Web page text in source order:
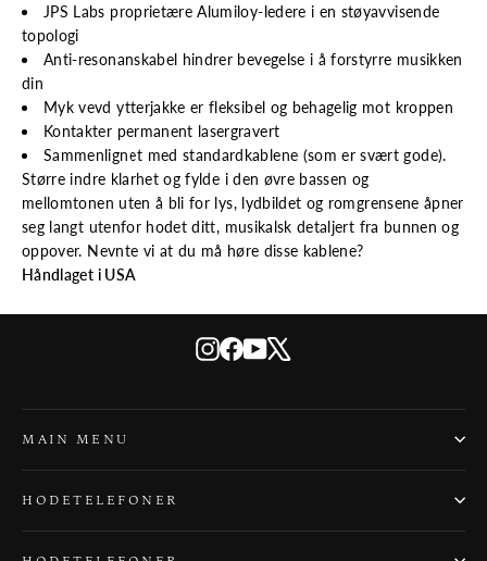
JPS Labs proprietære Alumiloy-ledere i en støyavvisende
topologi
Anti-resonanskabel hindrer bevegelse i å forstyrre musikken
din
Myk vevd ytterjakke er fleksibel og behagelig mot kroppen
Kontakter permanent lasergravert
Sammenlignet med standardkablene (som er svært gode).
Større indre klarhet og fylde i den øvre bassen og
mellomtonen uten å bli for lys, lydbildet og romgrensene åpner
seg langt utenfor hodet ditt, musikalsk detaljert fra bunnen og
oppover. Nevnte vi at du må høre disse kablene?
Håndlaget i USA
Instagram
Facebook
YouTube
MAIN MENU
HODETELEFONER